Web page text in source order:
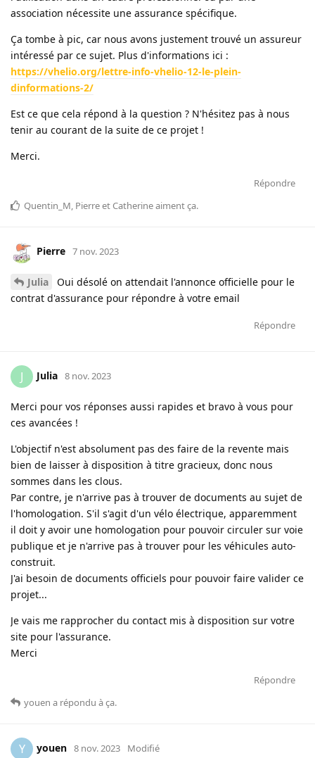
association nécessite une assurance spécifique.
Ça tombe à pic, car nous avons justement trouvé un assureur
intéressé par ce sujet. Plus d'informations ici :
https://vhelio.org/lettre-info-vhelio-12-le-plein-
dinformations-2/
Est ce que cela répond à la question ? N'hésitez pas à nous
tenir au courant de la suite de ce projet !
Merci.
Répondre
Quentin_M, Pierreet Catherineaiment ça.
Pierre 7 nov. 2023
Julia
Oui désolé on attendait l'annonce officielle pour le
contrat d'assurance pour répondre à votre email
Répondre
J Julia 8 nov. 2023
Merci pour vos réponses aussi rapides et bravo à vous pour
ces avancées !
L'objectif n'est absolument pas des faire de la revente mais
bien de laisser à disposition à titre gracieux, donc nous
sommes dans les clous.
Par contre, je n'arrive pas à trouver de documents au sujet de
l'homologation. S'il s'agit d'un vélo électrique, apparemment
il doit y avoir une homologation pour pouvoir circuler sur voie
publique et je n'arrive pas à trouver pour les véhicules auto-
construit.
J'ai besoin de documents officiels pour pouvoir faire valider ce
projet...
Je vais me rapprocher du contact mis à disposition sur votre
site pour l'assurance.
Merci
Répondre
youen a répondu à ça.
Y youen 8 nov. 2023 Modifié